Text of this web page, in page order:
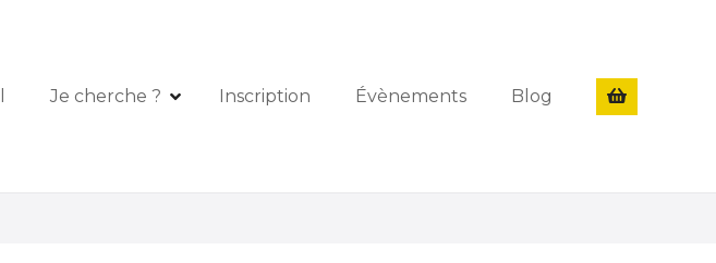
Je cherche ? Inscription Évènements Blog